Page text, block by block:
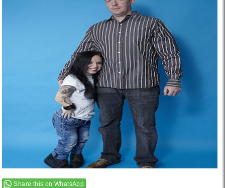
Share this on WhatsApp